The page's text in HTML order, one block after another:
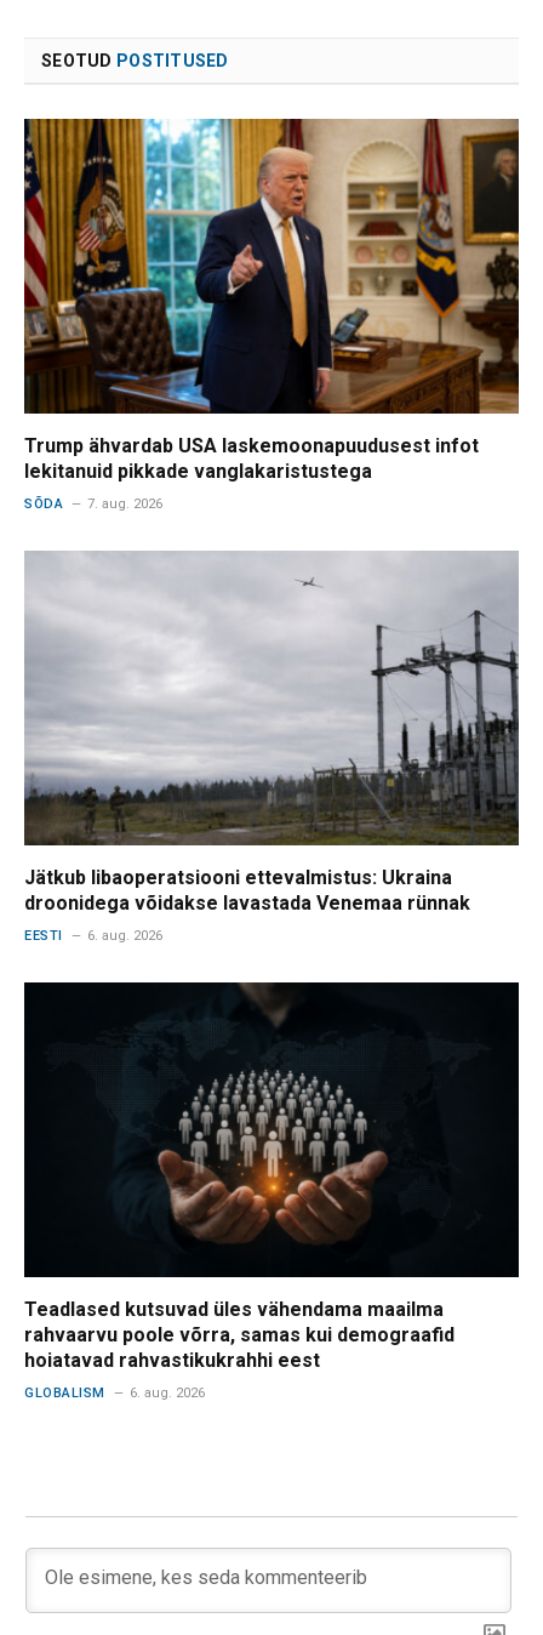
SEOTUD POSTITUSED
Trump ähvardab USA laskemoonapuudusest infot
lekitanuid pikkade vanglakaristustega
SÕDA 7. aug. 2026
Jätkub libaoperatsiooni ettevalmistus: Ukraina
droonidega võidakse lavastada Venemaa rünnak
EESTI 6. aug. 2026
Teadlased kutsuvad üles vähendama maailma
rahvaarvu poole võrra, samas kui demograafid
hoiatavad rahvastikukrahhi eest
GLOBALISM 6. aug. 2026